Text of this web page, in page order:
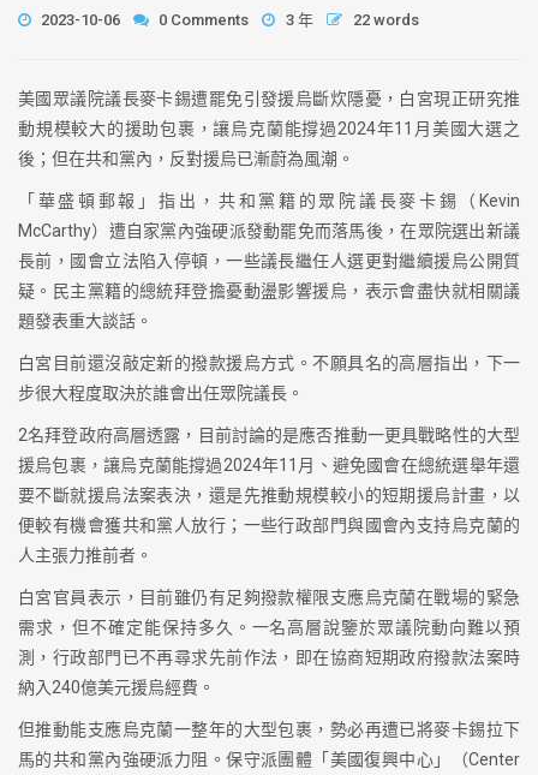
2023-10-06 0 Comments 3 年 22 words
美國眾議院議長麥卡錫遭罷免引發援烏斷炊隱憂，白宮現正研究推
動規模較大的援助包裹，讓烏克蘭能撐過2024年11月美國大選之
後；但在共和黨內，反對援烏已漸蔚為風潮。
「華盛頓郵報」指出，共和黨籍的眾院議長麥卡錫（Kevin
McCarthy）遭自家黨內強硬派發動罷免而落馬後，在眾院選出新議
長前，國會立法陷入停頓，一些議長繼任人選更對繼續援烏公開質
疑。民主黨籍的總統拜登擔憂動盪影響援烏，表示會盡快就相關議
題發表重大談話。
白宮目前還沒敲定新的撥款援烏方式。不願具名的高層指出，下一
步很大程度取決於誰會出任眾院議長。
2名拜登政府高層透露，目前討論的是應否推動一更具戰略性的大型
援烏包裹，讓烏克蘭能撐過2024年11月、避免國會在總統選舉年還
要不斷就援烏法案表決，還是先推動規模較小的短期援烏計畫，以
便較有機會獲共和黨人放行；一些行政部門與國會內支持烏克蘭的
人主張力推前者。
白宮官員表示，目前雖仍有足夠撥款權限支應烏克蘭在戰場的緊急
需求，但不確定能保持多久。一名高層說鑒於眾議院動向難以預
測，行政部門已不再尋求先前作法，即在協商短期政府撥款法案時
納入240億美元援烏經費。
但推動能支應烏克蘭一整年的大型包裹，勢必再遭已將麥卡錫拉下
馬的共和黨內強硬派力阻。保守派團體「美國復興中心」（Center